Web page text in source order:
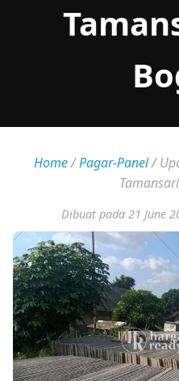
Home/Pagar-Panel/
Dibuat pada 21 June